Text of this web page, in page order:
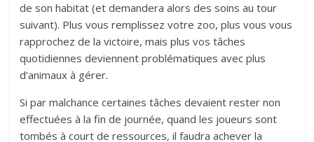
de son habitat (et demandera alors des soins au tour
suivant). Plus vous remplissez votre zoo, plus vous vous
rapprochez de la victoire, mais plus vos tâches
quotidiennes deviennent problématiques avec plus
d’animaux à gérer.
Si par malchance certaines tâches devaient rester non
effectuées à la fin de journée, quand les joueurs sont
tombés à court de ressources, il faudra achever la